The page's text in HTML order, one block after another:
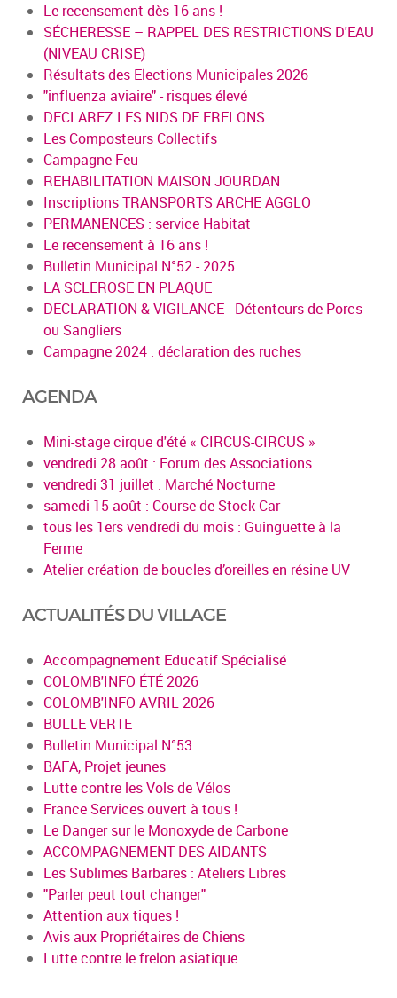
Le recensement dès 16 ans !
SÉCHERESSE – RAPPEL DES RESTRICTIONS D'EAU
(NIVEAU CRISE)
Résultats des Elections Municipales 2026
"influenza aviaire" - risques élevé
DECLAREZ LES NIDS DE FRELONS
Les Composteurs Collectifs
Campagne Feu
REHABILITATION MAISON JOURDAN
Inscriptions TRANSPORTS ARCHE AGGLO
PERMANENCES : service Habitat
Le recensement à 16 ans !
Bulletin Municipal N°52 - 2025
LA SCLEROSE EN PLAQUE
DECLARATION & VIGILANCE - Détenteurs de Porcs
ou Sangliers
Campagne 2024 : déclaration des ruches
AGENDA
Mini-stage cirque d'été « CIRCUS-CIRCUS »
vendredi 28 août : Forum des Associations
vendredi 31 juillet : Marché Nocturne
samedi 15 août : Course de Stock Car
tous les 1ers vendredi du mois : Guinguette à la
Ferme
Atelier création de boucles d’oreilles en résine UV
ACTUALITÉS DU VILLAGE
Accompagnement Educatif Spécialisé
COLOMB'INFO ÉTÉ 2026
COLOMB'INFO AVRIL 2026
BULLE VERTE
Bulletin Municipal N°53
BAFA, Projet jeunes
Lutte contre les Vols de Vélos
France Services ouvert à tous !
Le Danger sur le Monoxyde de Carbone
ACCOMPAGNEMENT DES AIDANTS
Les Sublimes Barbares : Ateliers Libres
"Parler peut tout changer"
Attention aux tiques !
Avis aux Propriétaires de Chiens
Lutte contre le frelon asiatique